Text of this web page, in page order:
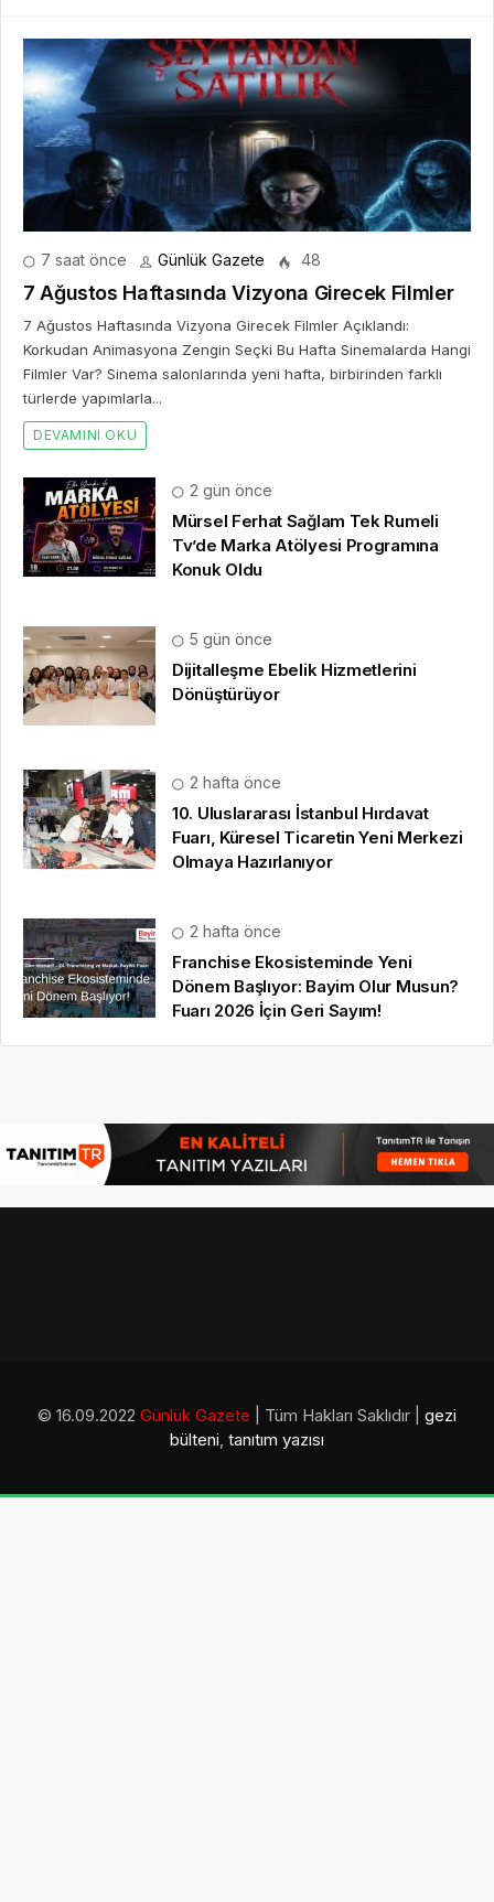
7 saat önce Günlük Gazete 48
7 Ağustos Haftasında Vizyona Girecek Filmler
7 Ağustos Haftasında Vizyona Girecek Filmler Açıklandı:
Korkudan Animasyona Zengin Seçki Bu Hafta Sinemalarda Hangi
Filmler Var? Sinema salonlarında yeni hafta, birbirinden farklı
türlerde yapımlarla...
DEVAMINI OKU
2 gün önce
Mürsel Ferhat Sağlam Tek Rumeli
Tv’de Marka Atölyesi Programına
Konuk Oldu
5 gün önce
Dijitalleşme Ebelik Hizmetlerini
Dönüştürüyor
2 hafta önce
10. Uluslararası İstanbul Hırdavat
Fuarı, Küresel Ticaretin Yeni Merkezi
Olmaya Hazırlanıyor
2 hafta önce
Franchise Ekosisteminde Yeni
Dönem Başlıyor: Bayim Olur Musun?
Fuarı 2026 İçin Geri Sayım!
© 16.09.2022 Günlük Gazete | Tüm Hakları Saklıdır | gezi
bülteni, tanıtım yazısı